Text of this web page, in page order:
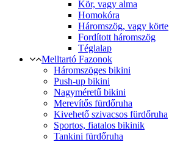
Kör, vagy alma
Homokóra
Háromszög, vagy körte
Fordított háromszög
Téglalap
Melltartó Fazonok
Háromszöges bikini
Push-up bikini
Nagyméretű bikini
Merevítős fürdőruha
Kivehető szivacsos fürdőruha
Sportos, fiatalos bikinik
Tankini fürdőruha